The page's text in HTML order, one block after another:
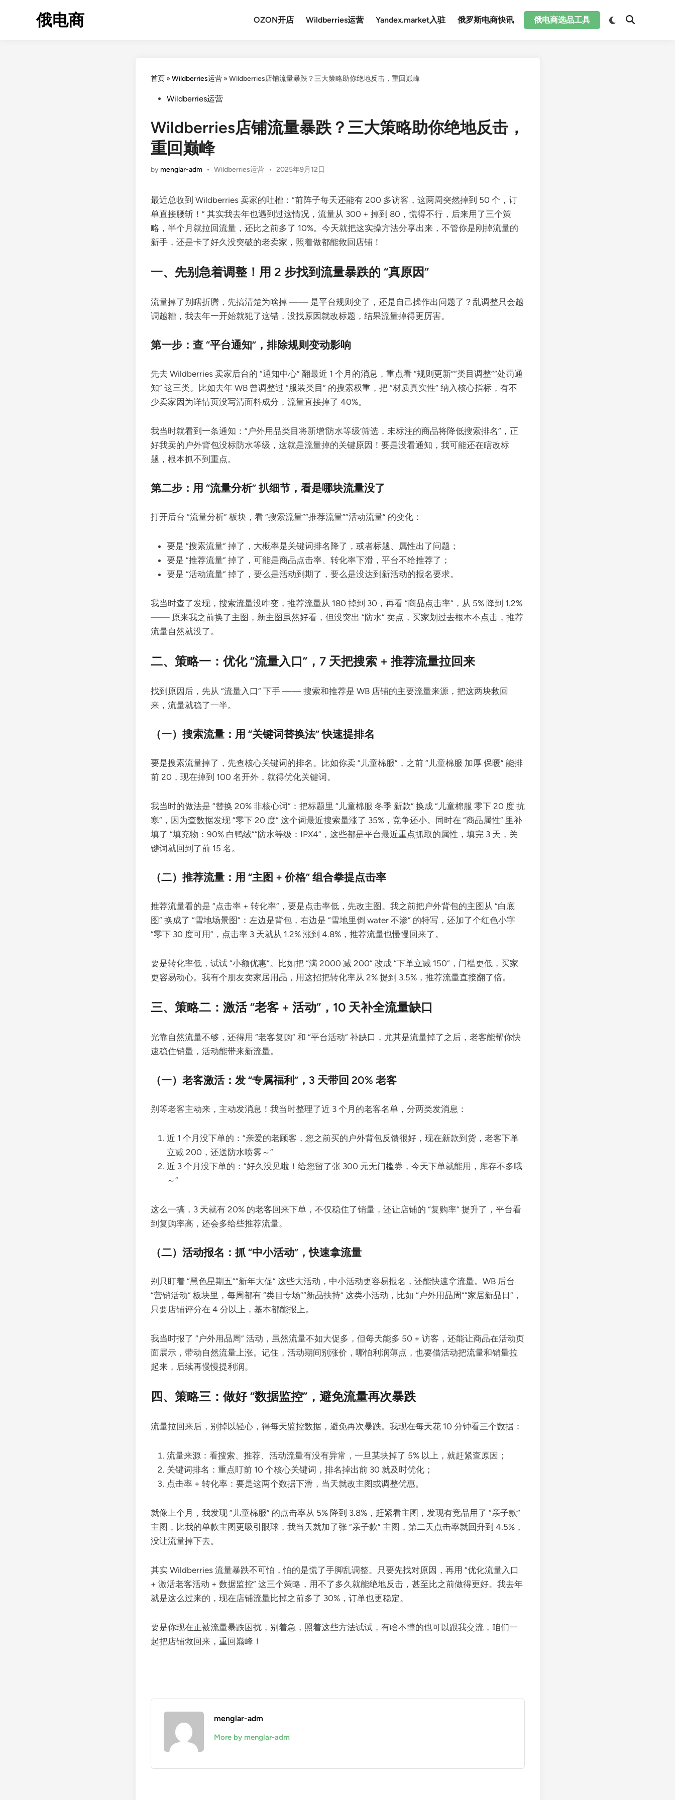
俄电商 OZON开店 Wildberries运营 Yandex.market入驻 俄罗斯电商快讯 俄电商选品工具
首页»Wildberries运营»Wildberries店铺流量暴跌？三大策略助你绝地反击，重回巅峰
PostedWildberries运营
Wildberries店铺流量暴跌？三大策略助你绝地反击，
重回巅峰
by menglar-adm • Posted
Wildberries运营 • 2025年9月12日
最近总收到 Wildberries 卖家的吐槽：“前阵子每天还能有 200 多访客，这两周突然掉到 50 个，订
单直接腰斩！” 其实我去年也遇到过这情况，流量从 300 + 掉到 80，慌得不行，后来用了三个策
略，半个月就拉回流量，还比之前多了 10%。今天就把这实操方法分享出来，不管你是刚掉流量的
新手，还是卡了好久没突破的老卖家，照着做都能救回店铺！
一、先别急着调整！用 2 步找到流量暴跌的 “真原因”
流量掉了别瞎折腾，先搞清楚为啥掉 —— 是平台规则变了，还是自己操作出问题了？乱调整只会越
调越糟，我去年一开始就犯了这错，没找原因就改标题，结果流量掉得更厉害。
第一步：查 “平台通知”，排除规则变动影响
先去 Wildberries 卖家后台的 “通知中心” 翻最近 1 个月的消息，重点看 “规则更新”“类目调整”“处罚通
知” 这三类。比如去年 WB 曾调整过 “服装类目” 的搜索权重，把 “材质真实性” 纳入核心指标，有不
少卖家因为详情页没写清面料成分，流量直接掉了 40%。
我当时就看到一条通知：“户外用品类目将新增‘防水等级’筛选，未标注的商品将降低搜索排名”，正
好我卖的户外背包没标防水等级，这就是流量掉的关键原因！要是没看通知，我可能还在瞎改标
题，根本抓不到重点。
第二步：用 “流量分析” 扒细节，看是哪块流量没了
打开后台 “流量分析” 板块，看 “搜索流量”“推荐流量”“活动流量” 的变化：
要是 “搜索流量” 掉了，大概率是关键词排名降了，或者标题、属性出了问题；
要是 “推荐流量” 掉了，可能是商品点击率、转化率下滑，平台不给推荐了；
要是 “活动流量” 掉了，要么是活动到期了，要么是没达到新活动的报名要求。
我当时查了发现，搜索流量没咋变，推荐流量从 180 掉到 30，再看 “商品点击率”，从 5% 降到 1.2%
—— 原来我之前换了主图，新主图虽然好看，但没突出 “防水” 卖点，买家划过去根本不点击，推荐
流量自然就没了。
二、策略一：优化 “流量入口”，7 天把搜索 + 推荐流量拉回来
找到原因后，先从 “流量入口” 下手 —— 搜索和推荐是 WB 店铺的主要流量来源，把这两块救回
来，流量就稳了一半。
（一）搜索流量：用 “关键词替换法” 快速提排名
要是搜索流量掉了，先查核心关键词的排名。比如你卖 “儿童棉服”，之前 “儿童棉服 加厚 保暖” 能排
前 20，现在掉到 100 名开外，就得优化关键词。
我当时的做法是 “替换 20% 非核心词”：把标题里 “儿童棉服 冬季 新款” 换成 “儿童棉服 零下 20 度 抗
寒”，因为查数据发现 “零下 20 度” 这个词最近搜索量涨了 35%，竞争还小。同时在 “商品属性” 里补
填了 “填充物：90% 白鸭绒”“防水等级：IPX4”，这些都是平台最近重点抓取的属性，填完 3 天，关
键词就回到了前 15 名。
（二）推荐流量：用 “主图 + 价格” 组合拳提点击率
推荐流量看的是 “点击率 + 转化率”，要是点击率低，先改主图。我之前把户外背包的主图从 “白底
图” 换成了 “雪地场景图”：左边是背包，右边是 “雪地里倒 water 不渗” 的特写，还加了个红色小字
“零下 30 度可用”，点击率 3 天就从 1.2% 涨到 4.8%，推荐流量也慢慢回来了。
要是转化率低，试试 “小额优惠”。比如把 “满 2000 减 200” 改成 “下单立减 150”，门槛更低，买家
更容易动心。我有个朋友卖家居用品，用这招把转化率从 2% 提到 3.5%，推荐流量直接翻了倍。
三、策略二：激活 “老客 + 活动”，10 天补全流量缺口
光靠自然流量不够，还得用 “老客复购” 和 “平台活动” 补缺口，尤其是流量掉了之后，老客能帮你快
速稳住销量，活动能带来新流量。
（一）老客激活：发 “专属福利”，3 天带回 20% 老客
别等老客主动来，主动发消息！我当时整理了近 3 个月的老客名单，分两类发消息：
近 1 个月没下单的：“亲爱的老顾客，您之前买的户外背包反馈很好，现在新款到货，老客下单
立减 200，还送防水喷雾～”
近 3 个月没下单的：“好久没见啦！给您留了张 300 元无门槛券，今天下单就能用，库存不多哦
～”
这么一搞，3 天就有 20% 的老客回来下单，不仅稳住了销量，还让店铺的 “复购率” 提升了，平台看
到复购率高，还会多给些推荐流量。
（二）活动报名：抓 “中小活动”，快速拿流量
别只盯着 “黑色星期五”“新年大促” 这些大活动，中小活动更容易报名，还能快速拿流量。WB 后台
“营销活动” 板块里，每周都有 “类目专场”“新品扶持” 这类小活动，比如 “户外用品周”“家居新品日”，
只要店铺评分在 4 分以上，基本都能报上。
我当时报了 “户外用品周” 活动，虽然流量不如大促多，但每天能多 50 + 访客，还能让商品在活动页
面展示，带动自然流量上涨。记住，活动期间别涨价，哪怕利润薄点，也要借活动把流量和销量拉
起来，后续再慢慢提利润。
四、策略三：做好 “数据监控”，避免流量再次暴跌
流量拉回来后，别掉以轻心，得每天监控数据，避免再次暴跌。我现在每天花 10 分钟看三个数据：
流量来源：看搜索、推荐、活动流量有没有异常，一旦某块掉了 5% 以上，就赶紧查原因；
关键词排名：重点盯前 10 个核心关键词，排名掉出前 30 就及时优化；
点击率 + 转化率：要是这两个数据下滑，当天就改主图或调整优惠。
就像上个月，我发现 “儿童棉服” 的点击率从 5% 降到 3.8%，赶紧看主图，发现有竞品用了 “亲子款”
主图，比我的单款主图更吸引眼球，我当天就加了张 “亲子款” 主图，第二天点击率就回升到 4.5%，
没让流量掉下去。
其实 Wildberries 流量暴跌不可怕，怕的是慌了手脚乱调整。只要先找对原因，再用 “优化流量入口
+ 激活老客活动 + 数据监控” 这三个策略，用不了多久就能绝地反击，甚至比之前做得更好。我去年
就是这么过来的，现在店铺流量比掉之前多了 30%，订单也更稳定。
要是你现在正被流量暴跌困扰，别着急，照着这些方法试试，有啥不懂的也可以跟我交流，咱们一
起把店铺救回来，重回巅峰！
menglar-adm
More by menglar-adm